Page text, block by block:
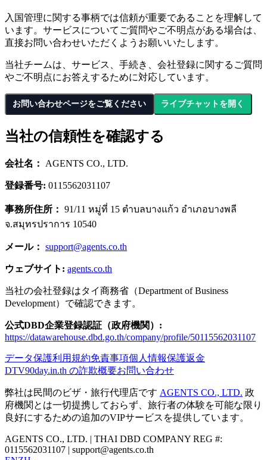
入国管理に関する事柄では信頼が重要であることを理解して
います。サービスについてご質問やご不明点がある場合は、
直接お問い合わせいただくようお願いいたします。
当社チームは、サービス、手続き、会社登録に関するご質問
やご不明点にお答えするために対応しています。
お問い合わせページをご覧ください ライブチャットを開く
当社の信頼性を確認する
会社名： AGENTS CO., LTD.
登録番号: 0115562031107
事務所住所： 91/11 หมู่ที่ 15 ตำบลบางแก้ว อำเภอบางพลี
จ.สมุทรปราการ 10540
メール： support@agents.co.th
ウェブサイト: agents.co.th
当社の会社登録はタイ商務省（Department of Business
Development）で確認できます。
公式DBD企業登録認証（政府機関）:
https://datawarehouse.dbd.go.th/company/profile/50115562031107
データ保護利用規約免責事項個人情報保護返金
DTV90day.in.th の詐欺概要お問い合わせ
弊社は民間のビザ・旅行代理店です AGENTS CO., LTD. 政
府機関とは一切提携しておらず、旅行者の体験を可能な限り
良好にするための追加のVIPサービスを提供しています。
AGENTS CO., LTD. | THAI DBD COMPANY REG #:
0115562031107 | support@agents.co.th